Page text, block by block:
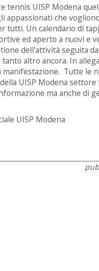
tennis UISP Modena
appassionati che
tutti. Un calendario di
ed aperto a nuovi e
dell'attività seguita
altro ancora. In
Tutte le
UISP Modena settore
ma anche di
UISP Modena